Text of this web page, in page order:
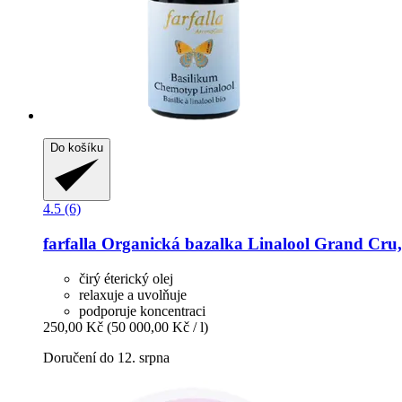
Do košíku
4.5 (6)
farfalla Organická bazalka Linalool Grand
čirý éterický olej
relaxuje a uvolňuje
podporuje koncentraci
250,00 Kč (50 000,00 Kč / l)
Doručení do 12. srpna